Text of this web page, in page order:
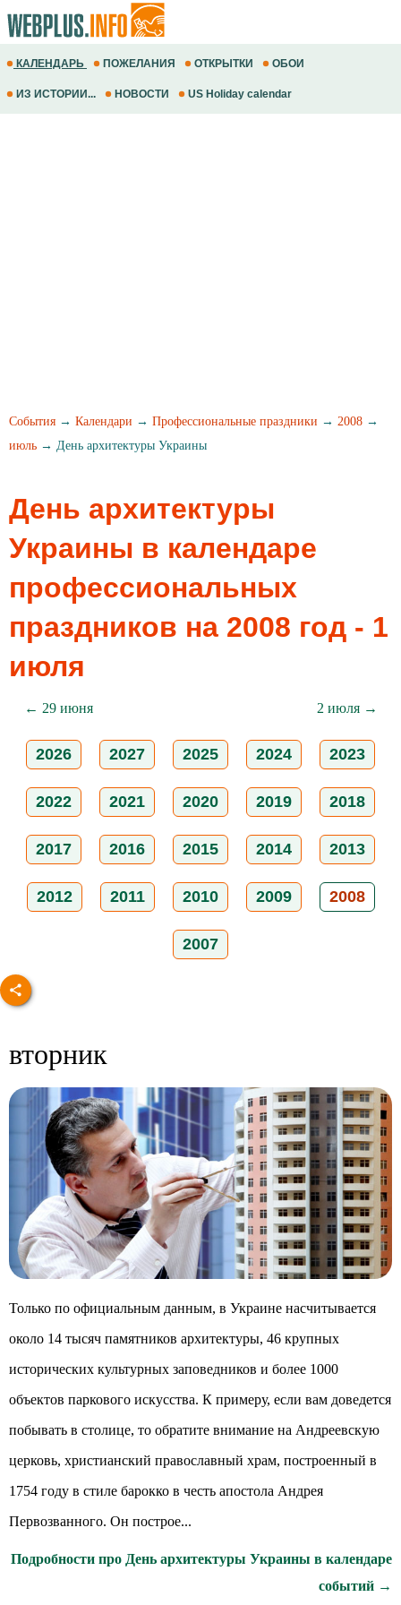
КАЛЕНДАРЬ ПОЖЕЛАНИЯ ОТКРЫТКИ ОБОИ
ИЗ ИСТОРИИ... НОВОСТИ US Holiday calendar
События → Календари → Профессиональные праздники → 2008 →
июль → День архитектуры Украины
День архитектуры
Украины в календаре
профессиональных
праздников на 2008 год - 1
июля
← 29 июня 2 июля →
2026 2027 2025 2024 2023
2022 2021 2020 2019 2018
2017 2016 2015 2014 2013
2012 2011 2010 2009 2008
2007
вторник
Только по официальным данным, в Украине насчитывается
около 14 тысяч памятников архитектуры, 46 крупных
исторических культурных заповедников и более 1000
объектов паркового искусства. К примеру, если вам доведется
побывать в столице, то обратите внимание на Андреевскую
церковь, христианский православный храм, построенный в
1754 году в стиле барокко в честь апостола Андрея
Первозванного. Он построе...
Подробности про День архитектуры Украины в календаре
событий →